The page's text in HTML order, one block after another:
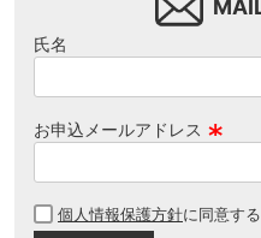
氏名
お申込メールアドレス
須
個人情報保護方針に同意する